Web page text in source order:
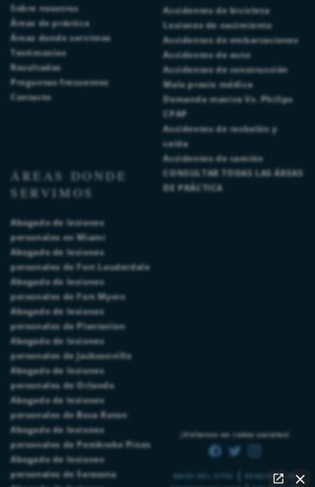
Sobre nosotros
Áreas de práctica
Áreas donde servimos
Testimonios
Resultados
Preguntas frecuentes
Contacto
Accidentes de bicicleta
Lesiones de nacimiento
Accidentes de embarcaciones
Accidentes de auto
Accidentes de construcción
Mala praxis médica
Demanda masiva Vs. Philips
CPAP
Accidentes de resbalón y
caída
Accidentes de camión
CONSULTAR TODAS LAS ÁREAS
DE PRÁCTICA
ÁREAS DONDE
SERVIMOS
Abogado de lesiones
personales en Miami
Abogado de lesiones
personales de Fort Lauderdale
Abogado de lesiones
personales de Fort Myers
Abogado de lesiones
personales de Plantation
Abogado de lesiones
personales de Jacksonville
Abogado de lesiones
personales de Orlando
Abogado de lesiones
personales de Boca Raton
Abogado de lesiones
personales de Pembroke Pines
Abogado de lesiones
personales de Sarasota
MAPA DEL SITIO
RENUNCIA DE
¡Visítenos en redes sociales!